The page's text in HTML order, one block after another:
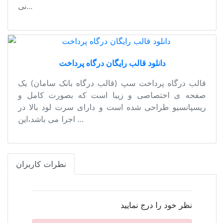
نی...
دانلود قالب رایگان درگاه پرداخت
قالب درگاه پرداخت سپ (قالب درگاه بانک سامان) یک
صفحه ی اختصاصی و زیبا است که بصورت کامل و
ریسپانسیو طراحی شده است و دارای سرت لود بالا در
اجرا می باشد،این ...
نطرات کاربران
نظر خود را درج نمایید